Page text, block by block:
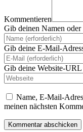
Kommentieren
Gib deinen Namen
Gib deine E-Mail-
Gib deine Website-
Name, E-Mail-
meinen nächsten